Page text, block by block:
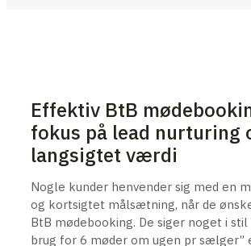
Effektiv BtB
fokus på lead nurturing
langsigtet værdi
Nogle kunder henvender sig med en
og kortsigtet målsætning, når de
BtB mødebooking. De siger noget i stil
brug for 6 møder om ugen pr sælger”